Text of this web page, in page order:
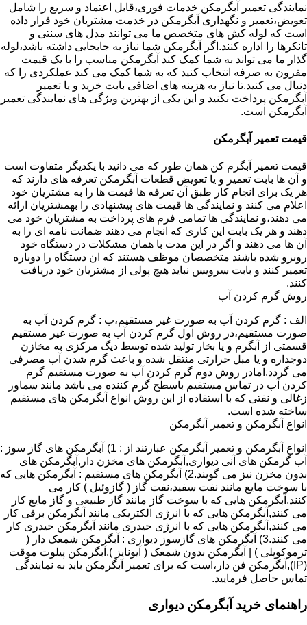
نمایندگی تعمیر آبگرمکن خدمات فوری،قابل اعتماد و سریع را شامل
تعویض،تعمیر و نگهداری آبگرمکن در خدمت مشتریان خود قرار داده
است که لوله کش های متخصص ما می توانند مدل های سنتی و
تانکرها را اداره کنند.اگر آبگرمکن شما نیاز به جابجایی داشته باشد،لوله
گذار ما می تواند به شما کمک کند آبگرمکن مناسب را با یک قیمت
مقرون به صرفه انتخاب کنید که به شما کمک می کند عملکردی را که
دنبال می کنید.تا نیاز به هزینه های اضافی بابت خرید و یا تعمیر
آبگرمکن پرداخت نکنید و این یکی از بهترین ویژگی های نمایندگی تعمیر
آبگرمکن است.
قیمت تعمیر آبگرمکن
قیمت تعمیر آبگرم کن همان طور که می دانید با یکدیگر متفاوت است
و آن ها بابت تعمیر و یا تعویض قطعات آبگرمکن تعرفه های دارند که
هر یک برای انجام کار طبق آن تعرفه ها قیمت ها را به مشتریان خود
اعلام می کنند و نمایندگی ها قیمت های پیشنهادی را بهمشتریان ارائه
می دهند،و نمایندگی ها تمامی فرم های پرداخت به مشتریان خود می
دهند و هر یک بابت این کاری که انجام می دهند ضمانت نامه ای را به
آن ها می دهند و اگر در این مدت با همان مشکلات در دستگاه خود
روبرو شده باشند متخصصان موظف هستند که ان دستگاه را دوباره
تعمیر کنند و بابت سرویس نباید هیچ پولی از مشتریان خود دریافت
کنند.
روش گرم کردن آب
الف : گرم کردن آب به صورت غیر مستقیم،ب : گرم کردن آب به
صورت مستقیم،در روش اول گرم کردن آب به صورت غیر مستقیم
قسمتی از آبگرم و یا بخار تولید شده توسط دیگ مرکزی به مخازن
دوجداره و یا مبل حرارتی منتقل شده و باعث گرم شدن آب مصرفی
می گردد.امادر روش دوم گرم کردن آب به صورت مستقیم گرم
کردن آب در تماس مستقیم باسطح گرم کننده می باشد مانند سماور
زغالی و نفتی که با استفاده از این روش انواع آبگرمکن های مستقیم
ساخته شده است.
انواع آبگرمکن و تعمیر آبگرمکن
انواع آبگرمکن و تعمیر آبگرمکن عبارتند از : 1) آبگرمکن های گاز سوز :
آب گرمکن های آنی دیواری,آبگرمکن های مخزن دار,آبگرمکن های
بدون مخزن نیز می گویند.2) آبگرمکن های مستقیم : آبگرمکن هایی که
با سوخت مایع مانند نفت سفید،نفت گاز ( گازوئیل ) کار می
کنند,آبگرمکن هایی که با سوخت گاز مانند گاز طبیعی و گاز مایع کار
می کنند,آبگرمکن هایی که با انرژی الکتریکی مانند آبگرمکن برقی کار
می کنند,آبگرمکن هایی که با انرژی حیدری مانند آبگرمکن حیدری کار
می کنند.3) آبگرمکن های گازسوز دیواری : آبگرمکن شمعک دار (
ترموکوپلی ) | آبگرمکن بدون شمعک ( آیونایز ),آبگرمکن پیلوت موقت
(IP),آبگرمکن فن دار،است که برای تعمیر آبگرمکن باید به نمایندگی
تماس حاصل فرمایید.
راهنمای خرید آبگرمکن دیواری